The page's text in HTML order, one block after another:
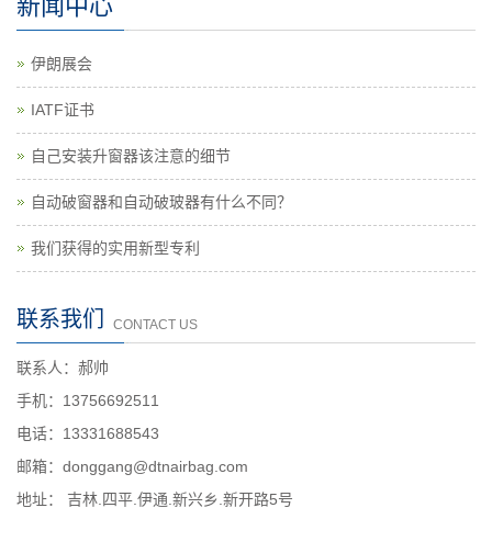
新闻中心
伊朗展会
IATF证书
自己安装升窗器该注意的细节
自动破窗器和自动破玻器有什么不同？
我们获得的实用新型专利
联系我们 CONTACT US
联系人：郝帅
手机：13756692511
电话：13331688543
邮箱：donggang@dtnairbag.com
地址： 吉林.四平.伊通.新兴乡.新开路5号